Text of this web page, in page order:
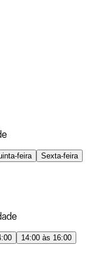
feira
Sexta-feira
14:00 às 16:00